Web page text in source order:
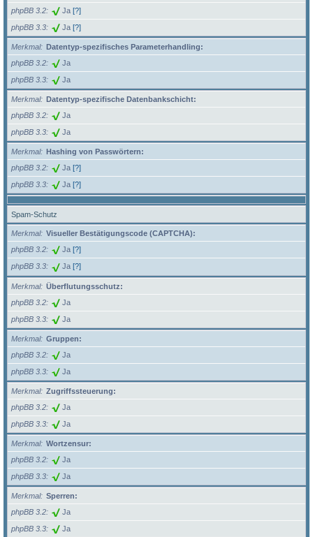
phpBB 3.2
Ja [?]
phpBB 3.3 Ja [?]
Merkmal
Datentyp-spezifisches Parameterhandling:
phpBB 3.2
Ja
phpBB 3.3 Ja
Merkmal
Datentyp-spezifische Datenbankschicht:
phpBB 3.2
Ja
phpBB 3.3 Ja
Merkmal
Hashing von Passwörtern:
phpBB 3.2
Ja [?]
phpBB 3.3 Ja [?]
Spam-Schutz
Merkmal
Visueller Bestätigungscode (CAPTCHA):
phpBB 3.2
Ja [?]
phpBB 3.3 Ja [?]
Merkmal
Überflutungsschutz:
phpBB 3.2
Ja
phpBB 3.3 Ja
Merkmal
Gruppen:
phpBB 3.2
Ja
phpBB 3.3 Ja
Merkmal
Zugriffssteuerung:
phpBB 3.2
Ja
phpBB 3.3 Ja
Merkmal
Wortzensur:
phpBB 3.2
Ja
phpBB 3.3 Ja
Merkmal
Sperren:
phpBB 3.2
Ja
phpBB 3.3 Ja